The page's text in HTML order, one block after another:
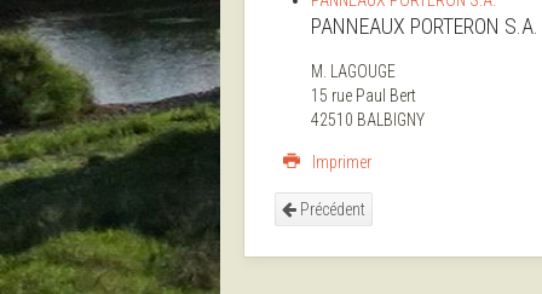
PANNEAUX PORTERON S.A.
M. LAGOUGE
15 rue Paul Bert
42510 BALBIGNY
Imprimer
Précédent